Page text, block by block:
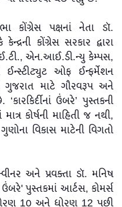
કોંગ્રેસ પક્ષનાં નેતા ડૉ.
કોંગ્રેસ સરકાર દ્વારા
એન.આઈ.ડી.ન્યુ કેમ્પસ,
ઈન્સ્ટીટ્યુટ ઓફ ઈન્ફર્મેશન
ગુજરાત માટે ગૌરવરૂપ અને
ઉંબરે’ પુસ્તકની
કોર્ષની માહિતી જ નથી,
વિકાસ માટેની વિગતો
અને પ્રવક્તા ડૉ. મનિષ
ઉંબરે' પુસ્તકમાં આર્ટસ, કોમર્સ
1૦ અને ધોરણ 12 પછી